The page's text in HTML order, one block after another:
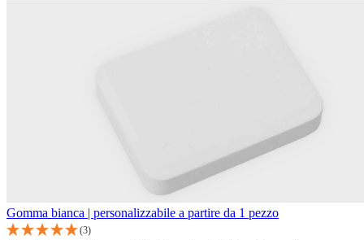
Gomma bianca | personalizzabile a partire da 1 pezzo
(3)